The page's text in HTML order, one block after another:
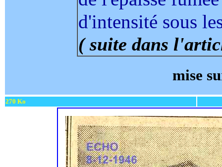
d'intensité sous
( suite dans
mise
270 Ko